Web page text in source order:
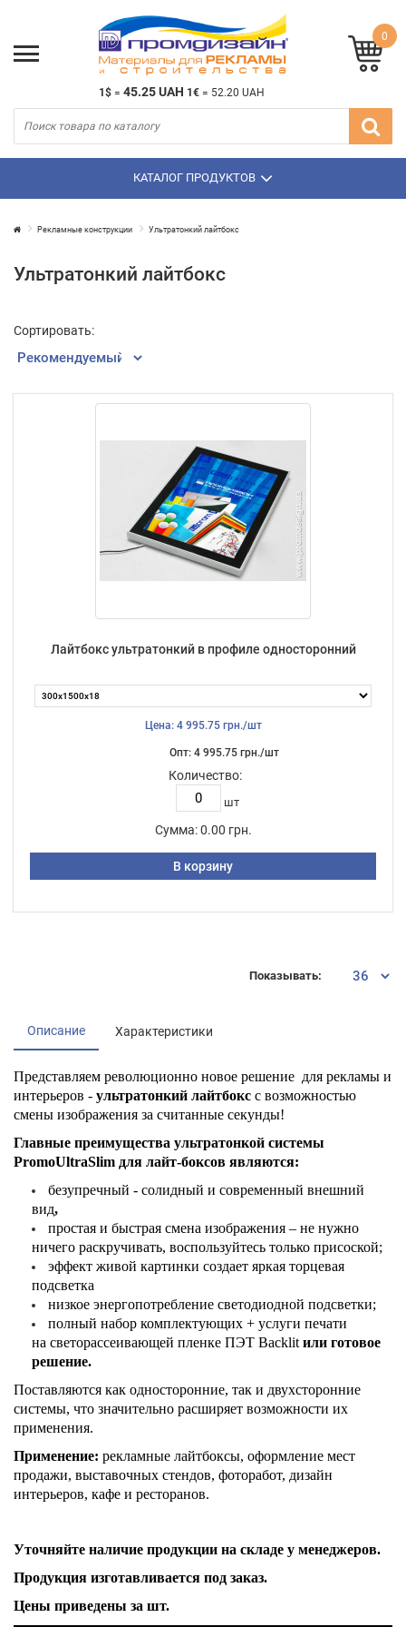
1$ = 45.25 UAH 1€ = 52.20 UAH
0
КАТАЛОГ ПРОДУКТОВ
Рекламные конструкции Ультратонкий лайтбокс
Ультратонкий лайтбокс
Сортировать:
Лайтбокс ультратонкий в профиле односторонний
Цена: 4 995.75 грн./шт
Опт: 4 995.75 грн./шт
Количество:
шт
Сумма: 0.00 грн.
В корзину
Показывать:
Описание Характеристики
Представляем революционно новое решение для рекламы и
интерьеров - ультратонкий лайтбокс с возможностью
смены изображения за считанные секунды!
Главные преимущества ультратонкой системы
PromoUltraSlim для лайт-боксов являются:
безупречный - солидный и современный внешний
вид,
простая и быстрая смена изображения – не нужно
ничего раскручивать, воспользуйтесь только присоской;
эффект живой картинки создает яркая торцевая
подсветка
низкое энергопотребление светодиодной подсветки;
полный набор комплектующих + услуги печати
на светорассеивающей пленке ПЭТ Backlit или готовое
решение.
Поставляются как односторонние, так и двухсторонние
системы, что значительно расширяет возможности их
применения.
Применение: рекламные лайтбоксы, оформление мест
продажи, выставочных стендов, фоторабот, дизайн
интерьеров, кафе и ресторанов.
Уточняйте наличие продукции на складе у менеджеров.
Продукция изготавливается под заказ.
Цены приведены за шт.